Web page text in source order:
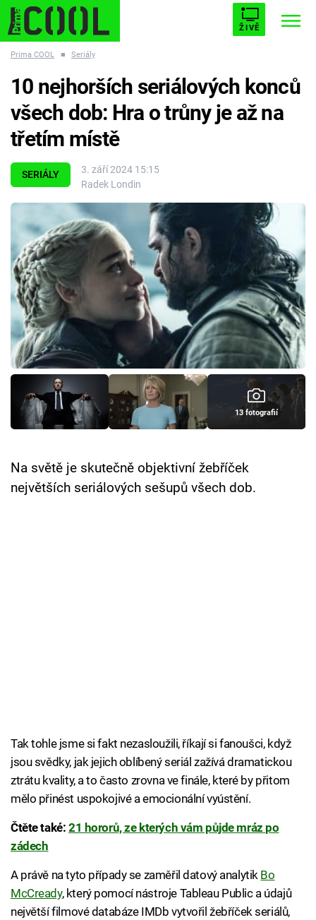
ŽIVĚ
ESCAPE PLNEJ KOTEL AVENGERS 5
Témata
Filmy
Seriály
Hry
Cool Esport
Pořady
TV Program
Přihlášení
Prima COOL ■ Seriály
SERIÁLY
3. září 2024 15:15
Radek Londin
10 nejhorších seriálových konců
všech dob: Hra o trůny je až na
třetím místě
13 fotografií
Na světě je skutečně objektivní žebříček
největších seriálových sešupů všech dob.
Tak tohle jsme si fakt nezasloužili, říkají si fanoušci, když
jsou svědky, jak jejich oblíbený seriál zažívá dramatickou
ztrátu kvality, a to často zrovna ve finále, které by přitom
mělo přinést uspokojivé a emocionální vyústění.
Čtěte také: 21 hororů, ze kterých vám půjde mráz po
zádech
A právě na tyto případy se zaměřil datový analytik Bo
McCready, který pomocí nástroje Tableau Public a údajů
největší filmové databáze IMDb vytvořil žebříček seriálů,